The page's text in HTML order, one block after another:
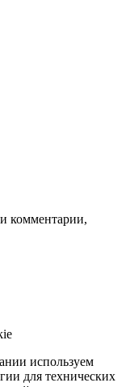
комментарии,
используем
для технических